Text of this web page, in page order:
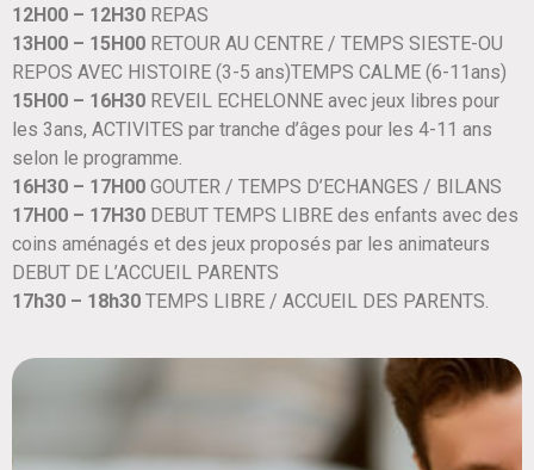
12H00 – 12H30 REPAS
13H00 – 15H00 RETOUR AU CENTRE / TEMPS SIESTE-OU
REPOS AVEC HISTOIRE (3-5 ans)TEMPS CALME (6-11ans)
15H00 – 16H30 REVEIL ECHELONNE avec jeux libres pour
les 3ans, ACTIVITES par tranche d’âges pour les 4-11 ans
selon le programme.
16H30 – 17H00 GOUTER / TEMPS D’ECHANGES / BILANS
17H00 – 17H30 DEBUT TEMPS LIBRE des enfants avec des
coins aménagés et des jeux proposés par les animateurs
DEBUT DE L’ACCUEIL PARENTS
17h30 – 18h30 TEMPS LIBRE / ACCUEIL DES PARENTS.